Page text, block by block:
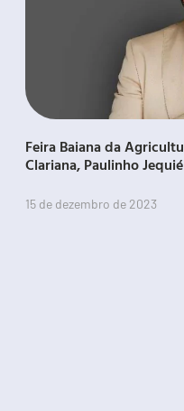
Feira Baiana da
Clariana, Paulinho
15 de dezembro de 2023